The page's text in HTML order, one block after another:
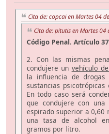
Cita de: copcai en Martes 04
Cita de: pitutis en Martes
Código Penal. Artículo
2. Con las mismas
condujere un vehículo
la influencia de drogas
sustancias
En todo caso será
que condujere con
espirado superior a
una tasa de alcohol
gramos por litro.